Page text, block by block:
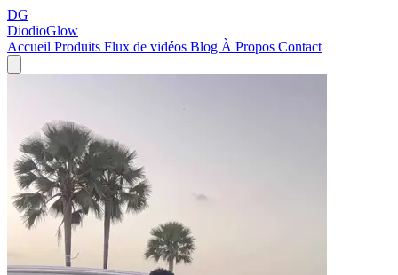
DG
DiodioGlow
Accueil Produits Flux de vidéos Blog À Propos Contact